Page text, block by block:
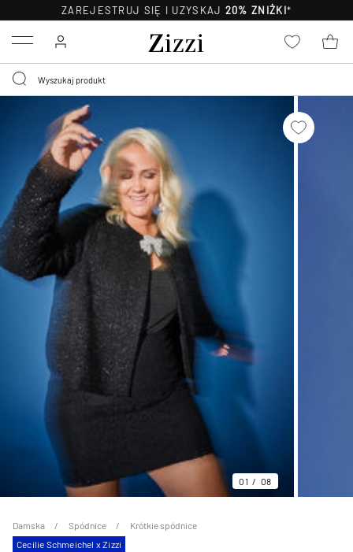
ZAREJESTRUJ SIĘ I UZYSKAJ 20% ZNIŻKI*
Menu
01 08
Damska Spódnice
Krótkie spódnice
Cecilie Schmeichel x Zizzi